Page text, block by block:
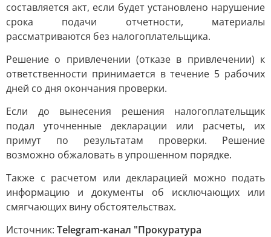
составляется акт, если будет установлено нарушение
срока подачи отчетности, материалы
рассматриваются без налогоплательщика.
Решение о привлечении (отказе в привлечении) к
ответственности принимается в течение 5 рабочих
дней со дня окончания проверки.
Если до вынесения решения налогоплательщик
подал уточненные декларации или расчеты, их
примут по результатам проверки. Решение
возможно обжаловать в упрошенном порядке.
Также с расчетом или декларацией можно подать
информацию и документы об исключающих или
смягчающих вину обстоятельствах.
Источник: Telegram-канал "Прокуратура